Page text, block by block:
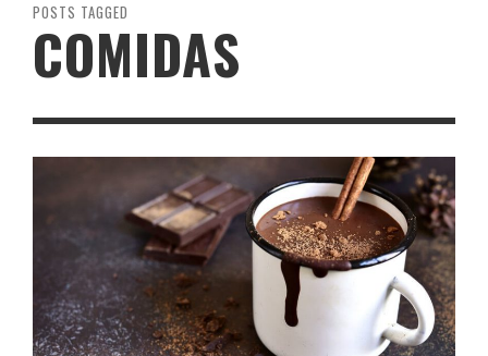
POSTS TAGGED
COMIDAS